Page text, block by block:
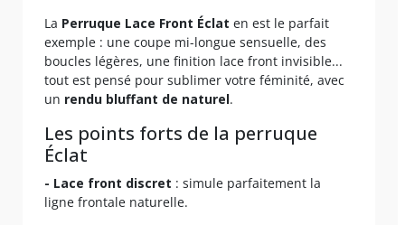
La Perruque Lace Front Éclat en est le parfait
exemple : une coupe mi-longue sensuelle, des
boucles légères, une finition lace front invisible...
tout est pensé pour sublimer votre féminité, avec
un rendu bluffant de naturel.
Les points forts de la perruque
Éclat
- Lace front discret : simule parfaitement la
ligne frontale naturelle.